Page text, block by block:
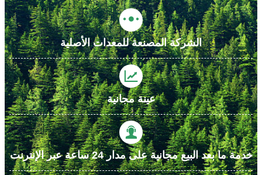

الشركة المصنعة للمعدات الأصلية

عينة مجانية

خدمة ما بعد البيع مجانية على مدار 24 ساعة عبر الإنترنت